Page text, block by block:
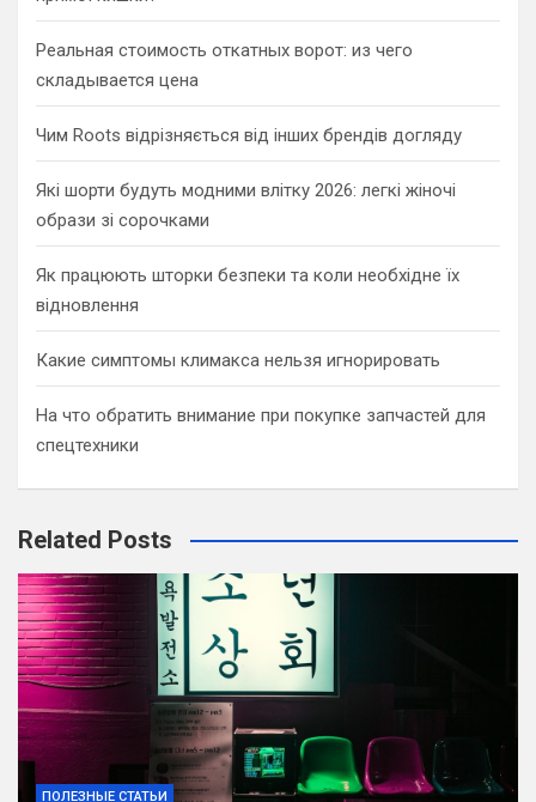
Реальная стоимость откатных ворот: из чего
складывается цена
Чим Roots відрізняється від інших брендів догляду
Які шорти будуть модними влітку 2026: легкі жіночі
образи зі сорочками
Як працюють шторки безпеки та коли необхідне їх
відновлення
Какие симптомы климакса нельзя игнорировать
На что обратить внимание при покупке запчастей для
спецтехники
Related Posts
ПОЛЕЗНЫЕ СТАТЬИ